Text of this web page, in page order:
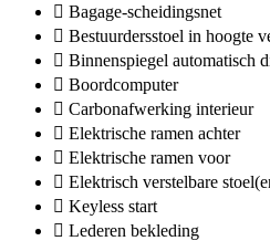
Bagage-scheidingsnet
Bestuurdersstoel in hoogte
Binnenspiegel automatisch
Boordcomputer
Carbonafwerking interieur
Elektrische ramen achter
Elektrische ramen voor
Elektrisch verstelbare
Keyless start
Lederen bekleding